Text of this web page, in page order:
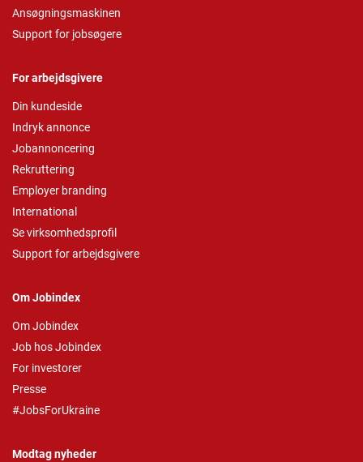
Ansøgningsmaskinen
Support for jobsøgere
For arbejdsgivere
Din kundeside
Indryk annonce
Jobannoncering
Rekruttering
Employer branding
International
Se virksomhedsprofil
Support for arbejdsgivere
Om Jobindex
Om Jobindex
Job hos Jobindex
For investorer
Presse
#JobsForUkraine
Modtag nyheder